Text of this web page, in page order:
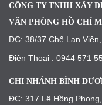
CÔNG TY TNHH XÂY
VĂN PHÒNG HỒ CHÍ
ĐC: 38/37 Chế Lan
Điện Thoại : 0944 571
CHI NHÁNH BÌNH
ĐC: 317 Lê Hồng